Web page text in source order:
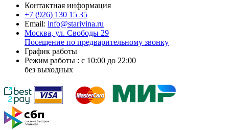
Контактная информация
+7 (926) 130 15 35
Email: info@starivina.ru
Москва, ул. Свободы 29
Посещение по предварительному звонку
График работы
Режим работы : с 10:00 до 22:00
без выходных